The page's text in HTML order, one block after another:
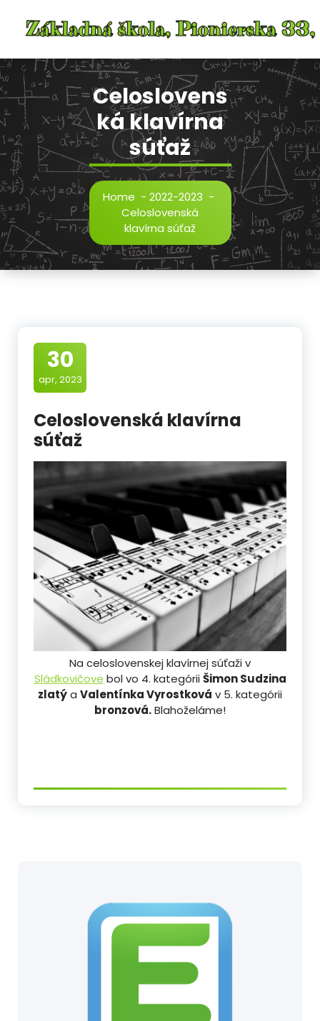
content
Celoslovens
ká klavírna
súťaž
Home - 2022-2023 -
Celoslovenská
klavírna súťaž
30
apr, 2023
Celoslovenská klavírna
súťaž
Na celoslovenskej klavírnej súťaži v
Sládkovičove bol vo 4. kategóriiŠimon Sudzina
zlatýa Valentínka Vyrostková v 5. kategórii
bronzová.Blahoželáme!